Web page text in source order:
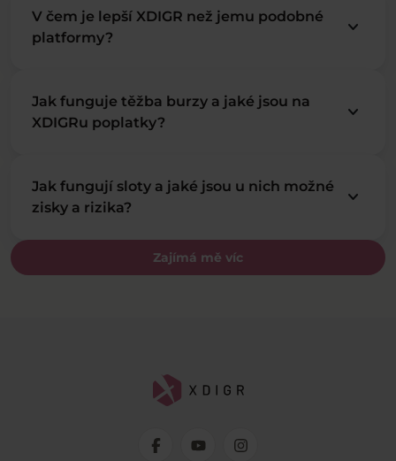
Zajímá mě víc
V čem je lepší XDIGR než jemu podobné
platformy?
keyboard_arrow_down
Jak funguje těžba burzy a jaké jsou na
XDIGRu poplatky?
keyboard_arrow_down
Jak fungují sloty a jaké jsou u nich možné
zisky a rizika?
keyboard_arrow_down